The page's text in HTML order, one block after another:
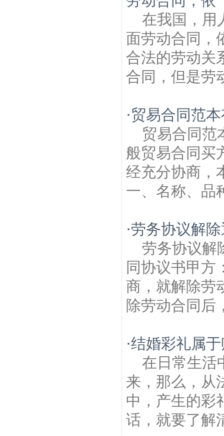
在我国，用
面劳动合同，
合法的劳动关
合同，但是劳
·贸易合同范
贸易合同范
般贸易合同买
经充分协商，
一、名称、品
·劳务协议解
劳务协议解
同协议书甲方
商，就解除劳
除劳动合同后
·结婚彩礼属
在日常生活
来，那么，从
中，产生的彩
话，就要了解